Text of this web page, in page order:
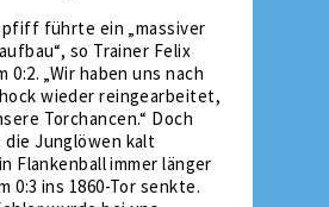
führte ein „massiver
so Trainer Felix
0:2. „Wir haben uns nach
wieder reingearbeitet,
Torchancen.“ Doch
Junglöwen kalt
Flankenball immer länger
0:3 ins 1860-Tor senkte.